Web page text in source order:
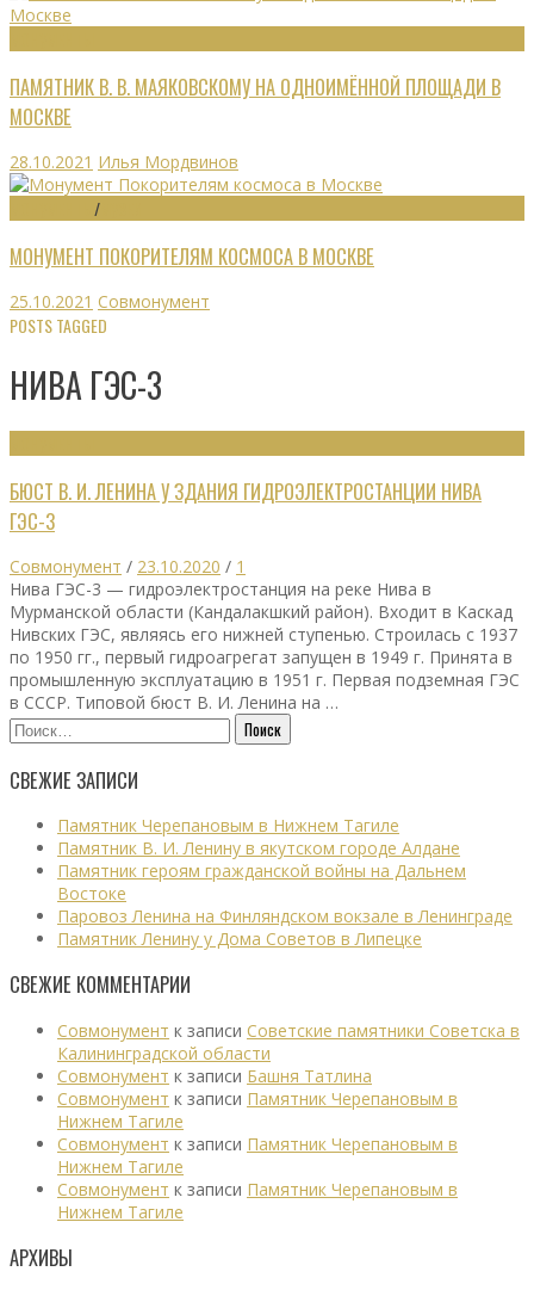
ПАМЯТНИК В. В. МАЯКОВСКОМУ НА ОДНОИМЁННОЙ ПЛОЩАДИ В
МОСКВЕ
28.10.2021 Илья Мордвинов
/
МОНУМЕНТ ПОКОРИТЕЛЯМ КОСМОСА В МОСКВЕ
25.10.2021 Совмонумент
POSTS TAGGED
НИВА ГЭС-3
БЮСТ В. И. ЛЕНИНА У ЗДАНИЯ ГИДРОЭЛЕКТРОСТАНЦИИ НИВА
ГЭС-3
Совмонумент / 23.10.2020 / 1
Нива ГЭС-3 — гидроэлектростанция на реке Нива в
Мурманской области (Кандалакшкий район). Входит в Каскад
Нивских ГЭС, являясь его нижней ступенью. Строилась с 1937
по 1950 гг., первый гидроагрегат запущен в 1949 г. Принята в
промышленную эксплуатацию в 1951 г. Первая подземная ГЭС
в СССР. Типовой бюст В. И. Ленина на …
Найти:
СВЕЖИЕ ЗАПИСИ
Памятник Черепановым в Нижнем Тагиле
Памятник В. И. Ленину в якутском городе Алдане
Памятник героям гражданской войны на Дальнем
Востоке
Паровоз Ленина на Финляндском вокзале в Ленинграде
Памятник Ленину у Дома Советов в Липецке
СВЕЖИЕ КОММЕНТАРИИ
Совмонумент к записи Советские памятники Советска в
Калининградской области
Совмонумент к записи Башня Татлина
Совмонумент к записи Памятник Черепановым в
Нижнем Тагиле
Совмонумент к записи Памятник Черепановым в
Нижнем Тагиле
Совмонумент к записи Памятник Черепановым в
Нижнем Тагиле
АРХИВЫ